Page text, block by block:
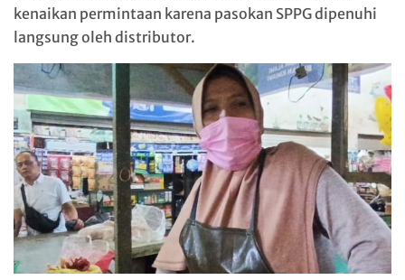
kenaikan permintaan karena pasokan SPPG dipenuhi
langsung oleh distributor.